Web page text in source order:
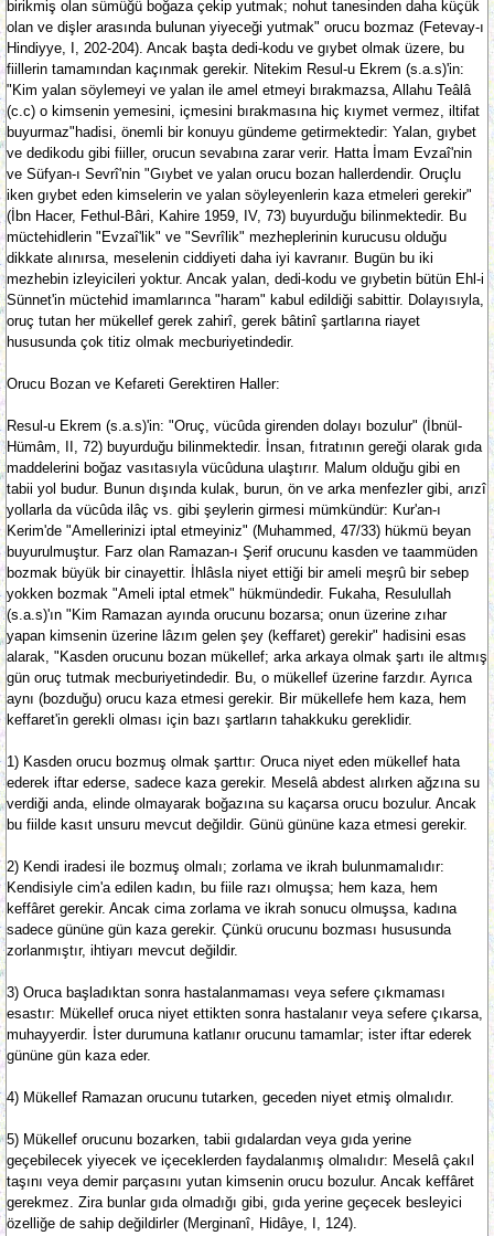
birikmiş olan sümüğü boğaza çekip yutmak; nohut tanesinden daha küçük
olan ve dişler arasında bulunan yiyeceği yutmak" orucu bozmaz (Fetevay-ı
Hindiyye, I, 202-204). Ancak başta dedi-kodu ve gıybet olmak üzere, bu
fiillerin tamamından kaçınmak gerekir. Nitekim Resul-u Ekrem (s.a.s)'in:
"Kim yalan söylemeyi ve yalan ile amel etmeyi bırakmazsa, Allahu Teâlâ
(c.c) o kimsenin yemesini, içmesini bırakmasına hiç kıymet vermez, iltifat
buyurmaz"hadisi, önemli bir konuyu gündeme getirmektedir: Yalan, gıybet
ve dedikodu gibi fiiller, orucun sevabına zarar verir. Hatta İmam Evzaî'nin
ve Süfyan-ı Sevrî'nin "Gıybet ve yalan orucu bozan hallerdendir. Oruçlu
iken gıybet eden kimselerin ve yalan söyleyenlerin kaza etmeleri gerekir"
(İbn Hacer, Fethul-Bâri, Kahire 1959, IV, 73) buyurduğu bilinmektedir. Bu
müctehidlerin "Evzaî'lik" ve "Sevrîlik" mezheplerinin kurucusu olduğu
dikkate alınırsa, meselenin ciddiyeti daha iyi kavranır. Bugün bu iki
mezhebin izleyicileri yoktur. Ancak yalan, dedi-kodu ve gıybetin bütün Ehl-i
Sünnet'in müctehid imamlarınca "haram" kabul edildiği sabittir. Dolayısıyla,
oruç tutan her mükellef gerek zahirî, gerek bâtinî şartlarına riayet
hususunda çok titiz olmak mecburiyetindedir.
Orucu Bozan ve Kefareti Gerektiren Haller:
Resul-u Ekrem (s.a.s)'in: "Oruç, vücûda girenden dolayı bozulur" (İbnül-
Hümâm, II, 72) buyurduğu bilinmektedir. İnsan, fıtratının gereği olarak gıda
maddelerini boğaz vasıtasıyla vücûduna ulaştırır. Malum olduğu gibi en
tabii yol budur. Bunun dışında kulak, burun, ön ve arka menfezler gibi, arızî
yollarla da vücûda ilâç vs. gibi şeylerin girmesi mümkündür: Kur'an-ı
Kerim'de "Amellerinizi iptal etmeyiniz" (Muhammed, 47/33) hükmü beyan
buyurulmuştur. Farz olan Ramazan-ı Şerif orucunu kasden ve taammüden
bozmak büyük bir cinayettir. İhlâsla niyet ettiği bir ameli meşrû bir sebep
yokken bozmak "Ameli iptal etmek" hükmündedir. Fukaha, Resulullah
(s.a.s)'ın "Kim Ramazan ayında orucunu bozarsa; onun üzerine zıhar
yapan kimsenin üzerine lâzım gelen şey (keffaret) gerekir" hadisini esas
alarak, "Kasden orucunu bozan mükellef; arka arkaya olmak şartı ile altmış
gün oruç tutmak mecburiyetindedir. Bu, o mükellef üzerine farzdır. Ayrıca
aynı (bozduğu) orucu kaza etmesi gerekir. Bir mükellefe hem kaza, hem
keffaret'in gerekli olması için bazı şartların tahakkuku gereklidir.
1) Kasden orucu bozmuş olmak şarttır: Oruca niyet eden mükellef hata
ederek iftar ederse, sadece kaza gerekir. Meselâ abdest alırken ağzına su
verdiği anda, elinde olmayarak boğazına su kaçarsa orucu bozulur. Ancak
bu fiilde kasıt unsuru mevcut değildir. Günü gününe kaza etmesi gerekir.
2) Kendi iradesi ile bozmuş olmalı; zorlama ve ikrah bulunmamalıdır:
Kendisiyle cim'a edilen kadın, bu fiile razı olmuşsa; hem kaza, hem
keffâret gerekir. Ancak cima zorlama ve ikrah sonucu olmuşsa, kadına
sadece gününe gün kaza gerekir. Çünkü orucunu bozması hususunda
zorlanmıştır, ihtiyarı mevcut değildir.
3) Oruca başladıktan sonra hastalanmaması veya sefere çıkmaması
esastır: Mükellef oruca niyet ettikten sonra hastalanır veya sefere çıkarsa,
muhayyerdir. İster durumuna katlanır orucunu tamamlar; ister iftar ederek
gününe gün kaza eder.
4) Mükellef Ramazan orucunu tutarken, geceden niyet etmiş olmalıdır.
5) Mükellef orucunu bozarken, tabii gıdalardan veya gıda yerine
geçebilecek yiyecek ve içeceklerden faydalanmış olmalıdır: Meselâ çakıl
taşını veya demir parçasını yutan kimsenin orucu bozulur. Ancak keffâret
gerekmez. Zira bunlar gıda olmadığı gibi, gıda yerine geçecek besleyici
özelliğe de sahip değildirler (Merginanî, Hidâye, I, 124).